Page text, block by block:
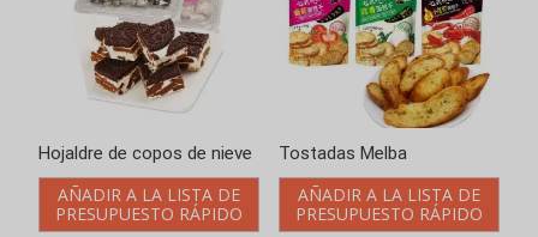
Tostadas Melba
AÑADIR A LA LISTA DE
PRESUPUESTO RÁPIDO